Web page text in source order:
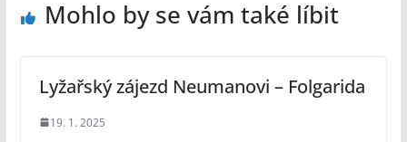
Mohlo by se vám také líbit
Lyžařský zájezd Neumanovi – Folgarida
19. 1. 2025